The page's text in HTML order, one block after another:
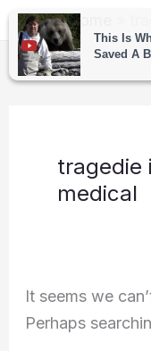
Skip
content
Home
tragedie
medical
It seems we
Perhaps